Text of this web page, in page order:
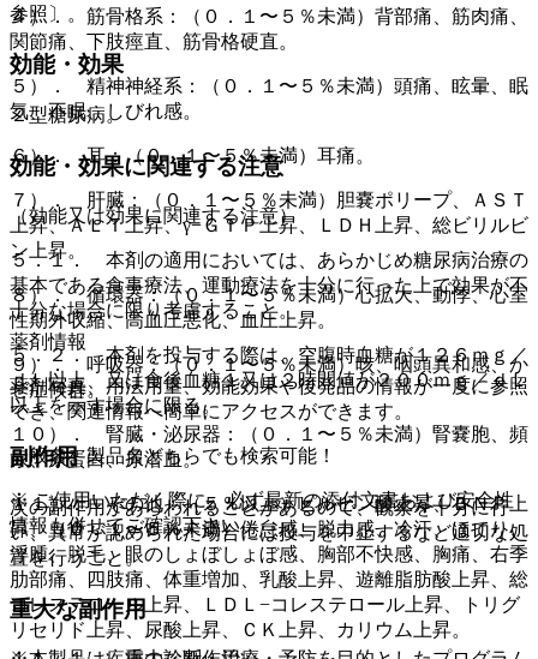
４）． 筋骨格系：（０．１〜５％未満）背部痛、筋肉痛、
関節痛、下肢痙直、筋骨格硬直。
５）． 精神神経系：（０．１〜５％未満）頭痛、眩暈、眠
気、不眠、しびれ感。
６）． 耳：（０．１〜５％未満）耳痛。
７）． 肝臓：（０．１〜５％未満）胆嚢ポリープ、ＡＳＴ
上昇、ＡＬＴ上昇、γ−ＧＴＰ上昇、ＬＤＨ上昇、総ビリルビ
ン上昇。
８）． 循環器：（０．１〜５％未満）心拡大、動悸、心室
性期外収縮、高血圧悪化、血圧上昇。
９）． 呼吸器：（０．１〜５％未満）咳、咽頭異和感、か
ぜ症候群。
１０）． 腎臓・泌尿器：（０．１〜５％未満）腎嚢胞、頻
尿、尿蛋白、尿潜血。
１１）． その他：（５％以上）ピルビン酸上昇、ＢＮＰ上
昇、（０．１〜５％未満）倦怠感、脱力感、冷汗、ほてり、
浮腫、脱毛、眼のしょぼしょぼ感、胸部不快感、胸痛、右季
肋部痛、四肢痛、体重増加、乳酸上昇、遊離脂肪酸上昇、総
コレステロール上昇、ＬＤＬ−コレステロール上昇、トリグ
リセリド上昇、尿酸上昇、ＣＫ上昇、カリウム上昇。
参照〕。
効能・効果
２型糖尿病。
効能・効果に関連する注意
（効能又は効果に関連する注意）
５．１． 本剤の適用においては、あらかじめ糖尿病治療の
基本である食事療法、運動療法を十分に行った上で効果が不
十分な場合に限り考慮すること。
５．２． 本剤を投与する際は、空腹時血糖が１２６ｍｇ／
ｄＬ以上、又は食後血糖１又は２時間値が２００ｍｇ／ｄＬ
以上を示す場合に限る。
副作用
次の副作用があらわれることがあるので、観察を十分に行
い、異常が認められた場合には投与を中止するなど適切な処
置を行うこと。
重大な副作用
薬剤情報
薬剤写真、用法用量、効能効果や後発品の情報が一度に参照
でき、関連情報へ簡単にアクセスができます。
一般名、製品名どちらでも検索可能！
※ ご使用いただく際に、必ず最新の添付文書および安全性
情報も併せてご確認下さい。